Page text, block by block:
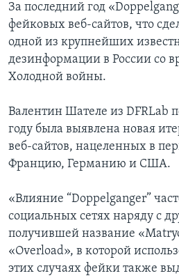
За последний год
фейковых веб-сайтов, что
одной из крупнейших
дезинформации в России со
Холодной войны.
Валентин Шателе из DFRLab
году была выявлена новая
веб-сайтов, нацеленных в
Францию, Германию и США.
«Влияние “Doppelganger”
социальных сетях наряду с
получившей название
«Overload», в которой
этих случаях фейки также